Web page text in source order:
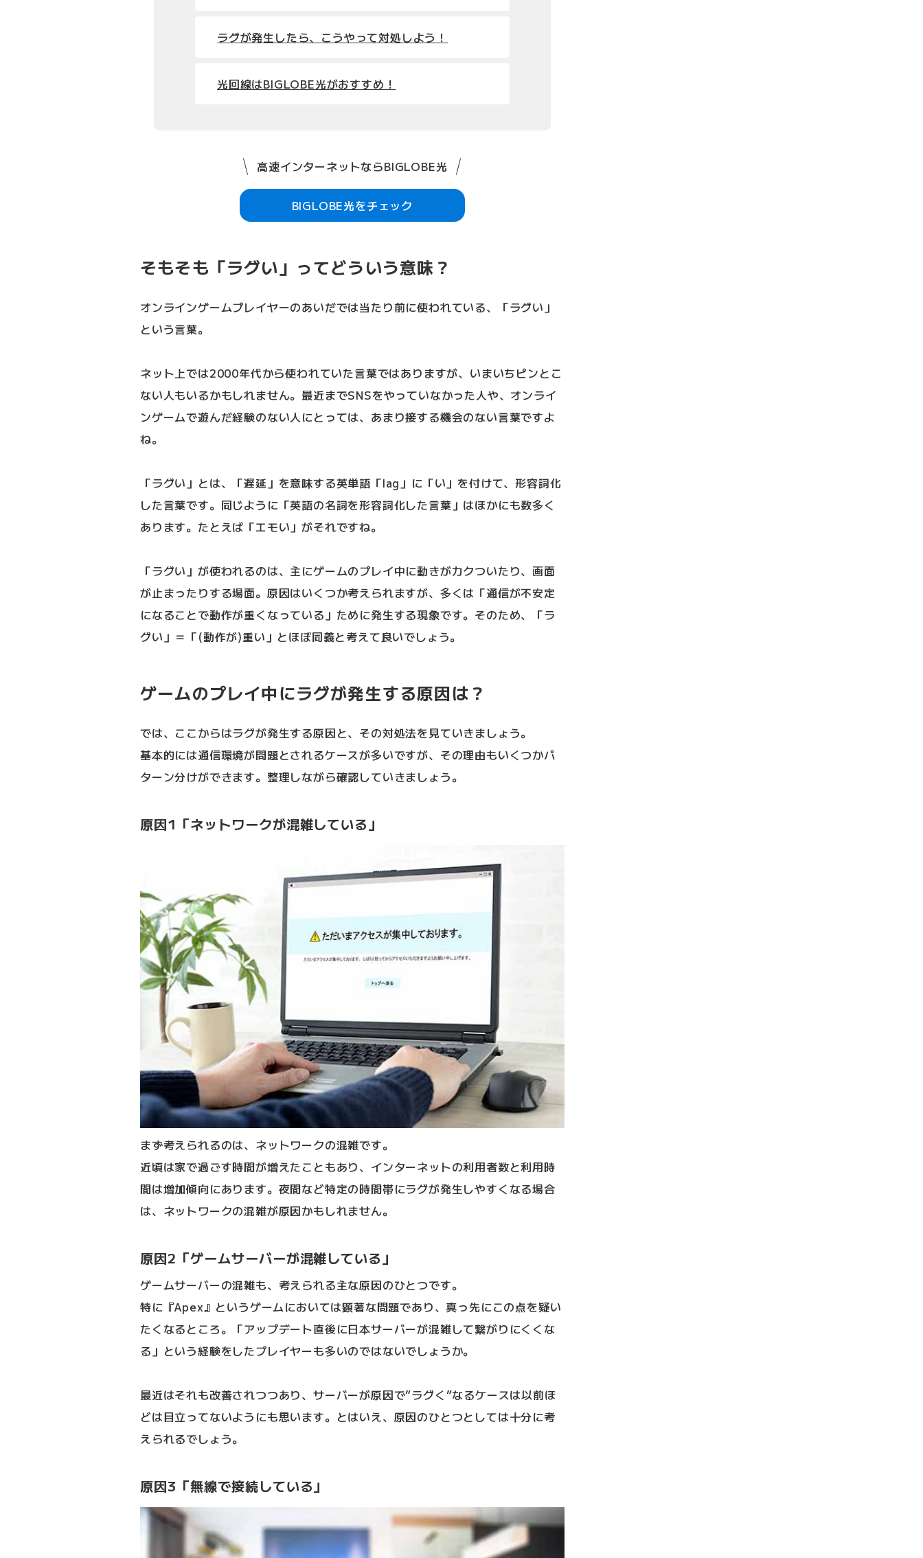
ラグが発生したら、こうやって対処しよう！
光回線はBIGLOBE光がおすすめ！
高速インターネットならBIGLOBE光
BIGLOBE光をチェック
そもそも「ラグい」ってどういう意味？
オンラインゲームプレイヤーのあいだでは当たり前に使われている、「ラグい」
という言葉。
ネット上では2000年代から使われていた言葉ではありますが、いまいちピンとこ
ない人もいるかもしれません。最近までSNSをやっていなかった人や、オンライ
ンゲームで遊んだ経験のない人にとっては、あまり接する機会のない言葉ですよ
ね。
「ラグい」とは、「遅延」を意味する英単語「lag」に「い」を付けて、形容詞化
した言葉です。同じように「英語の名詞を形容詞化した言葉」はほかにも数多く
あります。たとえば「エモい」がそれですね。
「ラグい」が使われるのは、主にゲームのプレイ中に動きがカクついたり、画面
が止まったりする場面。原因はいくつか考えられますが、多くは「通信が不安定
になることで動作が重くなっている」ために発生する現象です。そのため、「ラ
グい」＝「(動作が)重い」とほぼ同義と考えて良いでしょう。
ゲームのプレイ中にラグが発生する原因は？
では、ここからはラグが発生する原因と、その対処法を見ていきましょう。
基本的には通信環境が問題とされるケースが多いですが、その理由もいくつかパ
ターン分けができます。整理しながら確認していきましょう。
原因1「ネットワークが混雑している」
まず考えられるのは、ネットワークの混雑です。
近頃は家で過ごす時間が増えたこともあり、インターネットの利用者数と利用時
間は増加傾向にあります。夜間など特定の時間帯にラグが発生しやすくなる場合
は、ネットワークの混雑が原因かもしれません。
原因2「ゲームサーバーが混雑している」
ゲームサーバーの混雑も、考えられる主な原因のひとつです。
特に『Apex』というゲームにおいては顕著な問題であり、真っ先にこの点を疑い
たくなるところ。「アップデート直後に日本サーバーが混雑して繋がりにくくな
る」という経験をしたプレイヤーも多いのではないでしょうか。
最近はそれも改善されつつあり、サーバーが原因で”ラグく”なるケースは以前ほ
どは目立ってないようにも思います。とはいえ、原因のひとつとしては十分に考
えられるでしょう。
原因3「無線で接続している」